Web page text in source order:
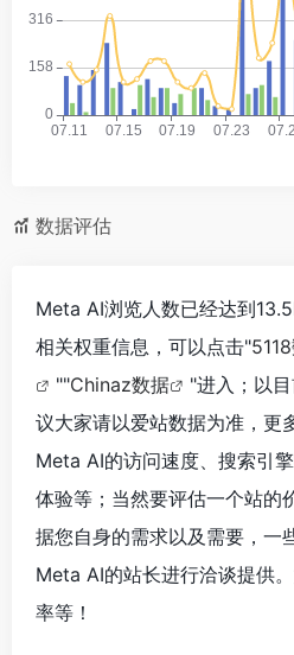
数据评估
Meta AI浏览人数已经达到
相关权重信息，可以点击"
""Chinaz数据
"进入；以
议大家请以爱站数据为准，更
Meta AI的访问速度、搜索引
体验等；当然要评估一个站的
据您自身的需求以及需要，一
Meta AI的站长进行洽谈提供
率等！